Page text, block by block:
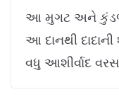
આ મુગટ અને
આ દાનથી
વધુ આશીર્વાદ